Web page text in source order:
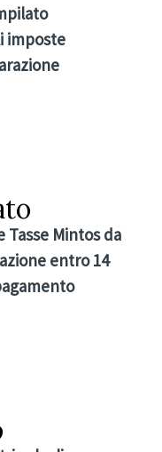
imposte
Mintos da
entro 14